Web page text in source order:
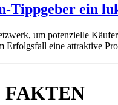
Tippgeber ein
um potenzielle
Erfolgsfall eine attraktive
FAKTEN